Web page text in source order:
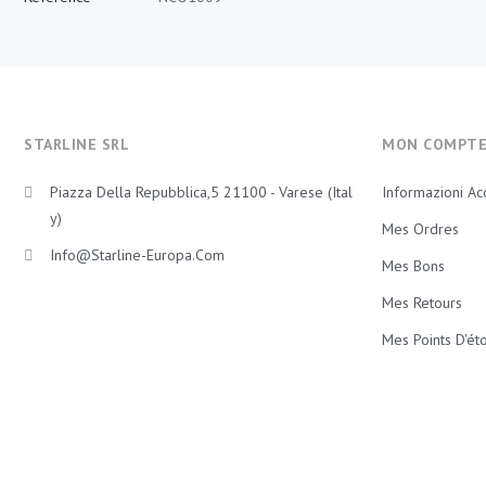
STARLINE SRL
Piazza Della Repubblica,5 21100 - Varese (Ital
Y)
Info@starline-Europa.com
MON COMPTE
Informazioni
Mes Ordres
Mes Bons
Mes Retours
Mes Points